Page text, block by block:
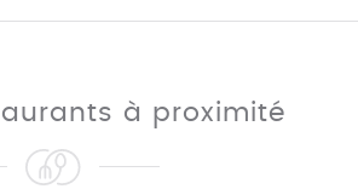
à proximité